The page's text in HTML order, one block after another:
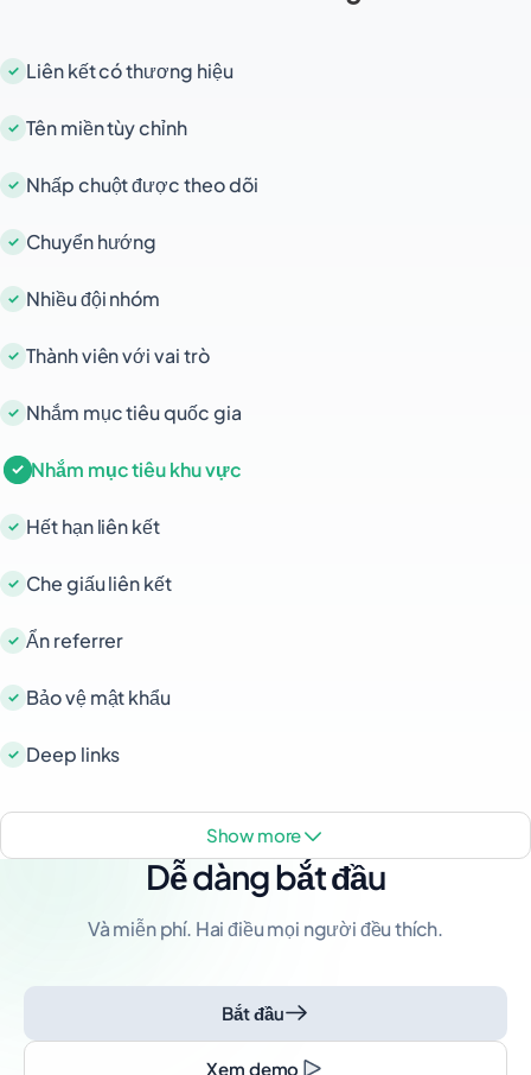
Liên kết có thương hiệu
Tên miền tùy chỉnh
Nhấp chuột được theo dõi
Chuyển hướng
Nhiều đội nhóm
Thành viên với vai trò
Nhắm mục tiêu quốc gia
Nhắm mục tiêu khu vực
Hết hạn liên kết
Che giấu liên kết
Ẩn referrer
Bảo vệ mật khẩu
Deep links
show more
Dễ dàng bắt đầu
Và miễn phí. Hai điều mọi người đều thích.
Bắt đầu
Xem demo